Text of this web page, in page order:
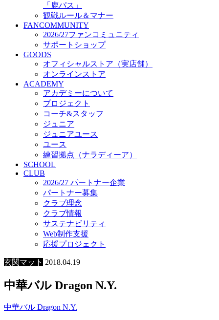
2026/27 パートナー企業
パートナー募集
クラブ理念
クラブ情報
サステナビリティ
Web制作支援
応援プロジェクト
「鹿パス」
観戦ルール＆マナー
FANCOMMUNITY
2026/27ファンコミュニティ
サポートショップ
GOODS
オフィシャルストア（実店舗）
オンラインストア
ACADEMY
アカデミーについて
プロジェクト
コーチ&スタッフ
ジュニア
ジュニアユース
ユース
練習拠点（ナラディーア）
SCHOOL
CLUB
2026/27 パートナー企業
パートナー募集
クラブ理念
クラブ情報
サステナビリティ
Web制作支援
応援プロジェクト
玄関マット 2018.04.19
中華バル Dragon N.Y.
中華バル Dragon N.Y.